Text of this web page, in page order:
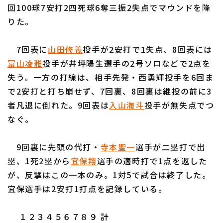
利用規約 プライバシーポリシー
アルバイト募集 （別ウィンドウで開く
回100球7安打2四死球6奪三振2失点でマウンドを降
りた。
7回表に山田修義投手が2安打で1失点、8回表には
富山凌雅投手が井坪陽生選手の2号ソロなどで2点を
失う。一方の打線は、相手先発・西勇輝投手を6回ま
で2安打と打ち崩せず、7回裏、8回裏は継投の前に3
者凡退に倒れた。9回表は入山海斗投手が無失点でつ
なぐ。
9回裏に先頭の代打・ 寺本聖一選手が二塁打で出
塁、1死2塁から 宜保翔選手の適時打で1点を返した
が、反撃はこの一本のみ。1対5で試合は終了した。
宜保選手は2安打1打点を記録している。
１２３４５６７８９ 計